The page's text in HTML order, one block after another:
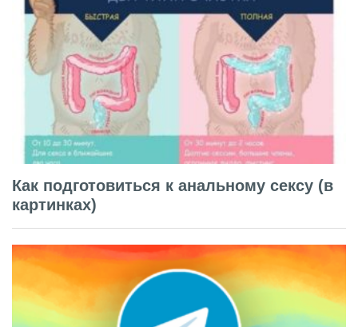
Как подготовиться к анальному сексу (в
картинках)